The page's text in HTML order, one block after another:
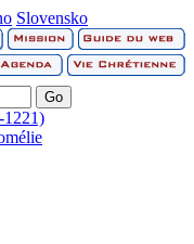
Slovensko
1221)